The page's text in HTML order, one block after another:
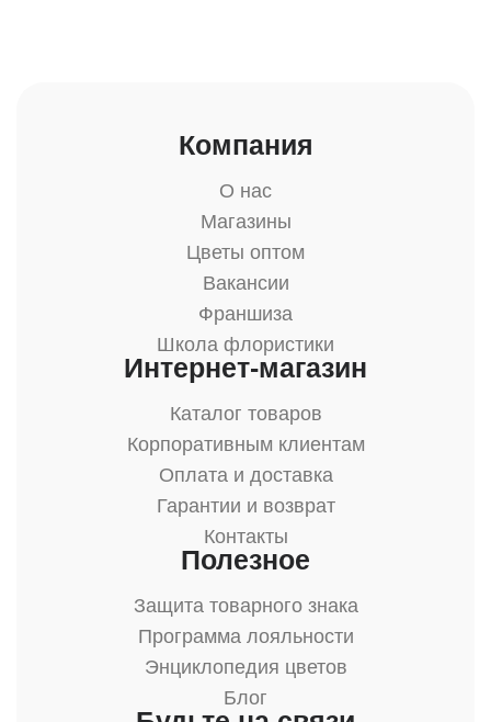
Компания
О нас
Магазины
Цветы оптом
Вакансии
Франшиза
Школа флористики
Интернет-магазин
Каталог товаров
Корпоративным клиентам
Оплата и доставка
Гарантии и возврат
Контакты
Полезное
Защита товарного знака
Программа лояльности
Энциклопедия цветов
Блог